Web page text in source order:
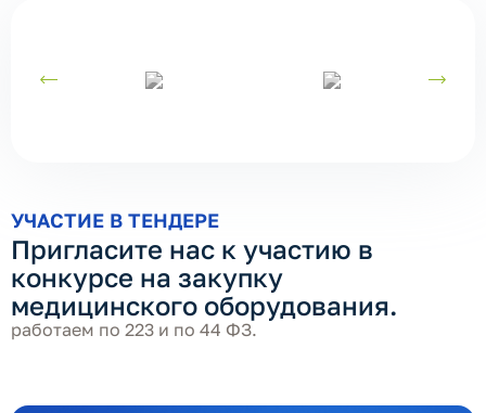
УЧАСТИЕ В ТЕНДЕРЕ
Пригласите нас к участию в
конкурсе на закупку
медицинского оборудования.
работаем по 223 и по 44 ФЗ.